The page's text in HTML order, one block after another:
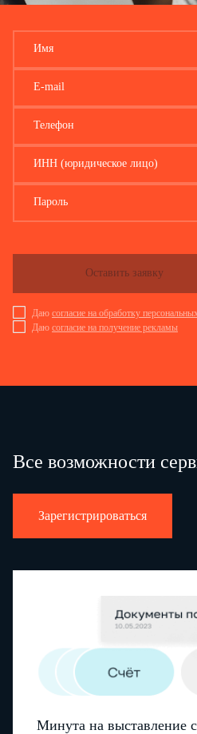
Имя
E-mail
Телефон
ИНН (юридическое лицо)
Пароль
Даю согласие на обработку
Даю согласие на получение рекламы
Оставить заявку
Все возможности
Зарегистрироваться
Минута на выставление